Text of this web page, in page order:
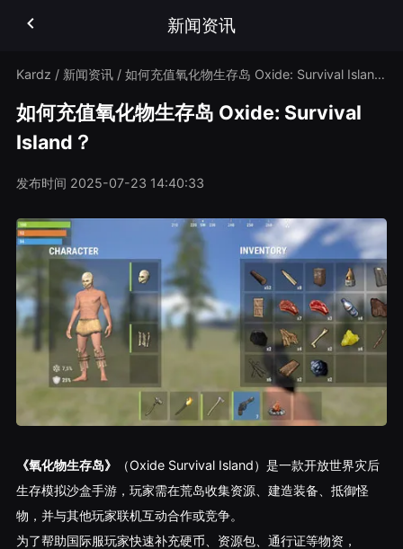
新闻资讯
Kardz / 新闻资讯 / 如何充值氧化物生存岛 Oxide: Survival Island？
如何充值氧化物生存岛 Oxide: Survival
Island？
发布时间 2025-07-23 14:40:33
《氧化物生存岛》
（Oxide Survival Island）是一款开放世界灾后
生存模拟沙盒手游，玩家需在荒岛收集资源、建造装备、抵御怪
物，并与其他玩家联机互动合作或竞争。
为了帮助国际服玩家快速补充硬币、资源包、通行证等物资，